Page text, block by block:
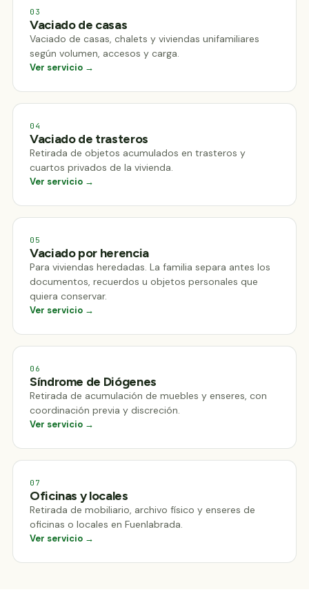
03
Vaciado de casas
Vaciado de casas, chalets y viviendas unifamiliares
según volumen, accesos y carga.
Ver servicio →
04
Vaciado de trasteros
Retirada de objetos acumulados en trasteros y
cuartos privados de la vivienda.
Ver servicio →
05
Vaciado por herencia
Para viviendas heredadas. La familia separa antes los
documentos, recuerdos u objetos personales que
quiera conservar.
Ver servicio →
06
Síndrome de Diógenes
Retirada de acumulación de muebles y enseres, con
coordinación previa y discreción.
Ver servicio →
07
Oficinas y locales
Retirada de mobiliario, archivo físico y enseres de
oficinas o locales en Fuenlabrada.
Ver servicio →